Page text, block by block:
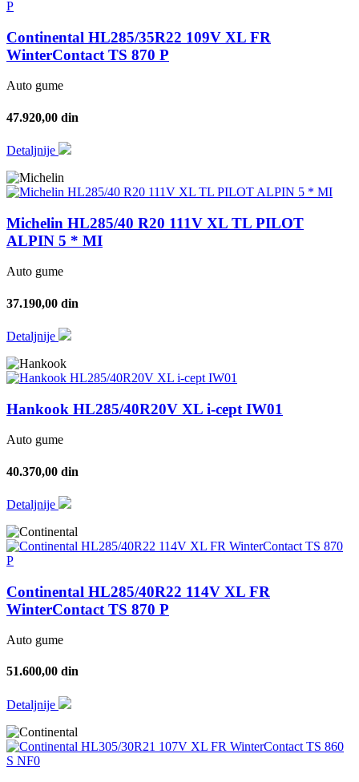
Continental HL285/35R22 109V XL FR
WinterContact TS 870 P
Auto gume
47.920,00 din
Detaljnije
Michelin HL285/40 R20 111V XL TL PILOT
ALPIN 5 * MI
Auto gume
37.190,00 din
Detaljnije
Hankook HL285/40R20V XL i-cept IW01
Auto gume
40.370,00 din
Detaljnije
Continental HL285/40R22 114V XL FR
WinterContact TS 870 P
Auto gume
51.600,00 din
Detaljnije